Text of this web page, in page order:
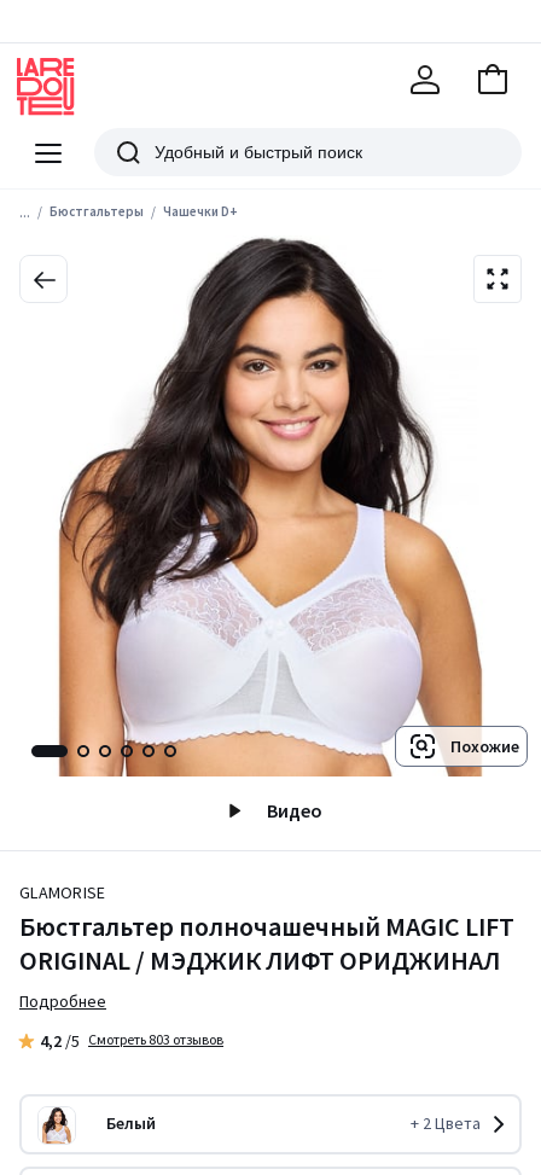
Меню
Redoute
Поиск
В
... Бюстгальтеры Чашечки D+
Похожие
Видео
GLAMORISE
Бюстгальтер полночашечный MAGIC LIFT
ORIGINAL / МЭДЖИК ЛИФТ ОРИДЖИНАЛ
Подробнее
4,2 /5 Смотреть 803 отзывов
Белый + 2Цвета